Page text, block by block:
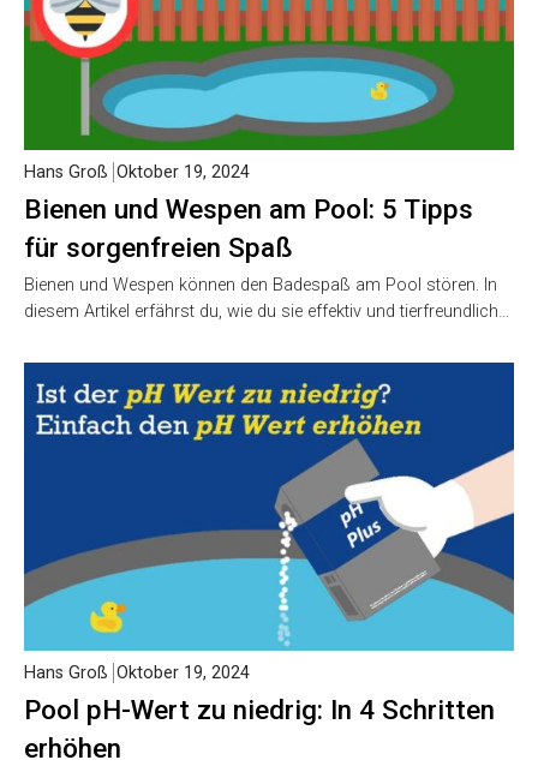
Bienen und Wespen am Pool: 5 Tipps
für sorgenfreien Spaß
Hans Groß Oktober 19, 2024
Bienen und Wespen können den Badespaß am Pool stören. In
diesem Artikel erfährst du, wie du sie effektiv und tierfreundlich…
Pool pH-Wert zu niedrig: In 4 Schritten
erhöhen
Hans Groß Oktober 19, 2024